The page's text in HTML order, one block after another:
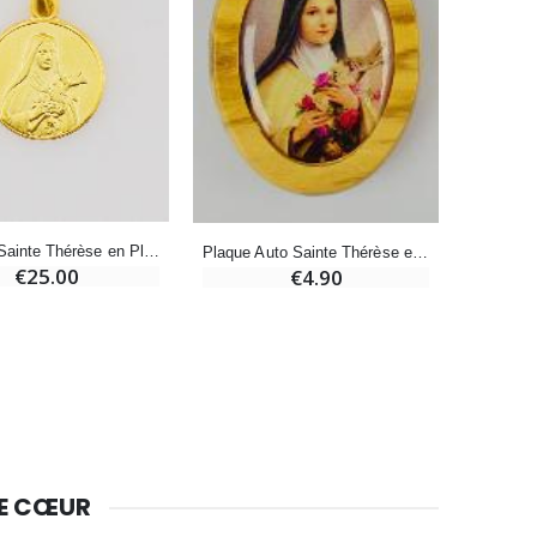
Bougie de Neuvaine Contre le Mal - Saint Michel
Médaille Sainte Thérèse en Plaqué Or - 12mm
€25.00
Plaque Auto Sainte Thérèse en Bois d'Olivier 4cm
€4.90
CŒUR